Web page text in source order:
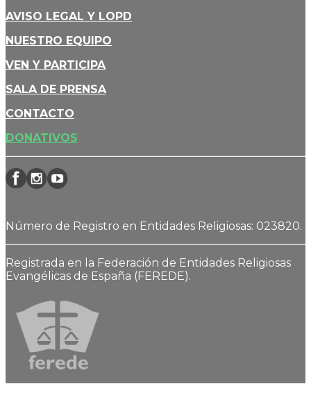
AVISO LEGAL Y LOPD
NUESTRO EQUIPO
VEN Y PARTICIPA
SALA DE PRENSA
CONTACTO
DONATIVOS
Número de Registro en Entidades Religiosas: 023820.
Registrada en la Federación de Entidades Religiosas
Evangélicas de España (FEREDE).